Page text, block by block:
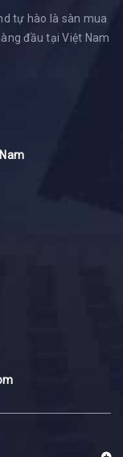
tự hào là sàn mua
đầu tại Việt Nam